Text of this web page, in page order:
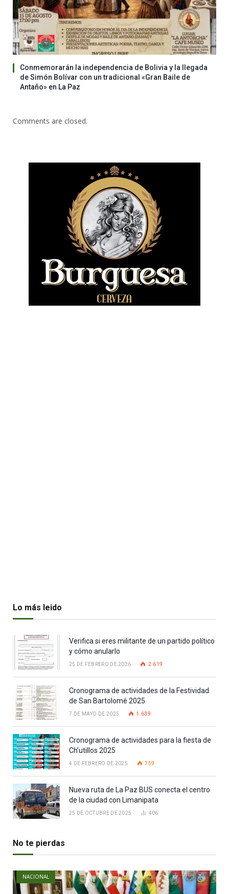
Conmemorarán la independencia de Bolivia y la llegada
de Simón Bolívar con un tradicional «Gran Baile de
Antaño» en La Paz
Comments are closed.
Lo más leido
Verifica si eres militante de un partido político
y cómo anularlo
25 DE FEBRERO DE 2026 2.619
Cronograma de actividades de la Festividad
de San Bartolomé 2025
7 DE MAYO DE 2025 1.639
Cronograma de actividades para la fiesta de
Ch’utillos 2025
4 DE FEBRERO DE 2025 759
Nueva ruta de La Paz BUS conecta el centro
de la ciudad con Limanipata
25 DE OCTUBRE DE 2025 406
No te pierdas
NACIONAL